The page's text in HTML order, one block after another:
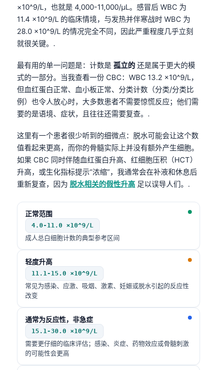
×10^9/L，也就是 4,000-11,000/µL。感冒后 WBC 为
11.4 ×10^9/L 的临床情境，与发热并伴寒战时 WBC 为
28.0 ×10^9/L 的情况完全不同，因此严重程度几乎立刻
就很关键。.
最有用的单一问题是：计数是 孤立的 还是属于更大的模
式的一部分。当我查看一份 CBC：WBC 13.2 ×10^9/L，
但血红蛋白正常、血小板正常、分类计数（分类/分类比
例）也令人放心时，大多数患者不需要惊慌反应；他们需
要的是语境、症状，且往往还需要复查。.
这里有一个患者很少听到的细微点：脱水可能会让这个数
值看起来更高，而你的骨髓实际上并没有额外产生细胞。
如果 CBC 同时伴随血红蛋白升高、红细胞压积（HCT）
升高，或生化指标提示“浓缩”，我通常会在补液和休息后
重新复查，因为 脱水相关的假性升高 足以误导人们。.
正常范围
4.0-11.0 ×10^9/L
成人总白细胞计数的典型参考区间
轻度升高
11.1-15.0 ×10^9/L
常见为感染、应激、吸烟、激素、妊娠或脱水引起的反应性
改变
通常为反应性，非急症
15.1-30.0 ×10^9/L
需要更仔细的临床评估；感染、炎症、药物效应或骨髓刺激
的可能性会更高